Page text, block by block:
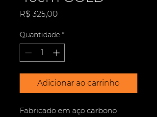
R$ 325,00
Quantidade *
Adicionar ao carrinho
Fabricado em aço carbono